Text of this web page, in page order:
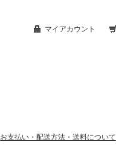
マイアカウント
お支払い・配送方法・送料について